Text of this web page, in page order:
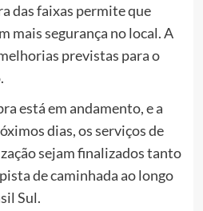
das faixas permite que
mais segurança no local. A
previstas para o
está em andamento, e a
dias, os serviços de
sejam finalizados tanto
de caminhada ao longo
Sul.